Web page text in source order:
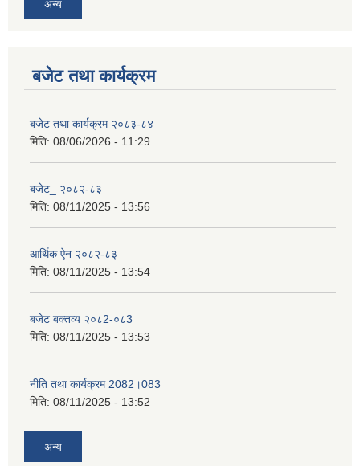
अन्य
बजेट तथा कार्यक्रम
बजेट तथा कार्यक्रम २०८३-८४
मिति: 08/06/2026 - 11:29
बजेट_ २०८२-८३
मिति: 08/11/2025 - 13:56
आर्थिक ऐन २०८२-८३
मिति: 08/11/2025 - 13:54
बजेट बक्तव्य २०८2-०८3
मिति: 08/11/2025 - 13:53
नीति तथा कार्यक्रम 2082।083
मिति: 08/11/2025 - 13:52
अन्य